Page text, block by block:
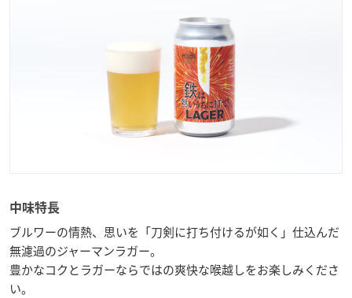
中味特長
ブルワーの情熱、思いを「刀剣に打ち付けるが如く」仕込んだ
無濾過のジャーマンラガー。
豊かなコクとラガーならではの爽快な喉越しをお楽しみくださ
い。